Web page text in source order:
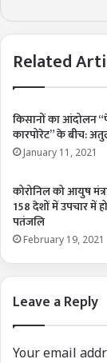
Related
किसानों का आंदोलन
कारपोरेट” के बीच:
January 11, 2021
कोरोनिल को आयुष
158 देशों में उपचार में
पतंजलि
February 19, 2021
Leave a Reply
Your email